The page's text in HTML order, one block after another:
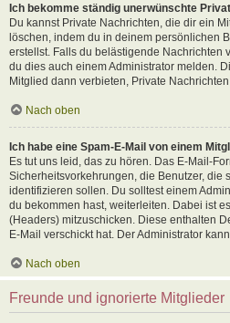
Ich bekomme ständig unerwünschte
Du kannst Private Nachrichten, die dir ein
löschen, indem du in deinem persönlichen
erstellst. Falls du belästigende Nachrichten
du dies auch einem Administrator melden.
Mitglied dann verbieten, Private Nachrichten
Nach oben
Ich habe eine Spam-E-Mail von einem
Es tut uns leid, das zu hören. Das E-Mail-
Sicherheitsvorkehrungen, die Benutzer, die
identifizieren sollen. Du solltest einem
du bekommen hast, weiterleiten. Dabei ist
(Headers) mitzuschicken. Diese enthalten
E-Mail verschickt hat. Der Administrator
Nach oben
Freunde und ignorierte Mitglieder